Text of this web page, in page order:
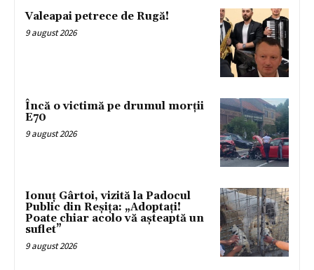
Valeapai petrece de Rugă!
9 august 2026
Încă o victimă pe drumul morții
E70
9 august 2026
Ionuț Gârtoi, vizită la Padocul
Public din Reșița: „Adoptați!
Poate chiar acolo vă așteaptă un
suflet”
9 august 2026